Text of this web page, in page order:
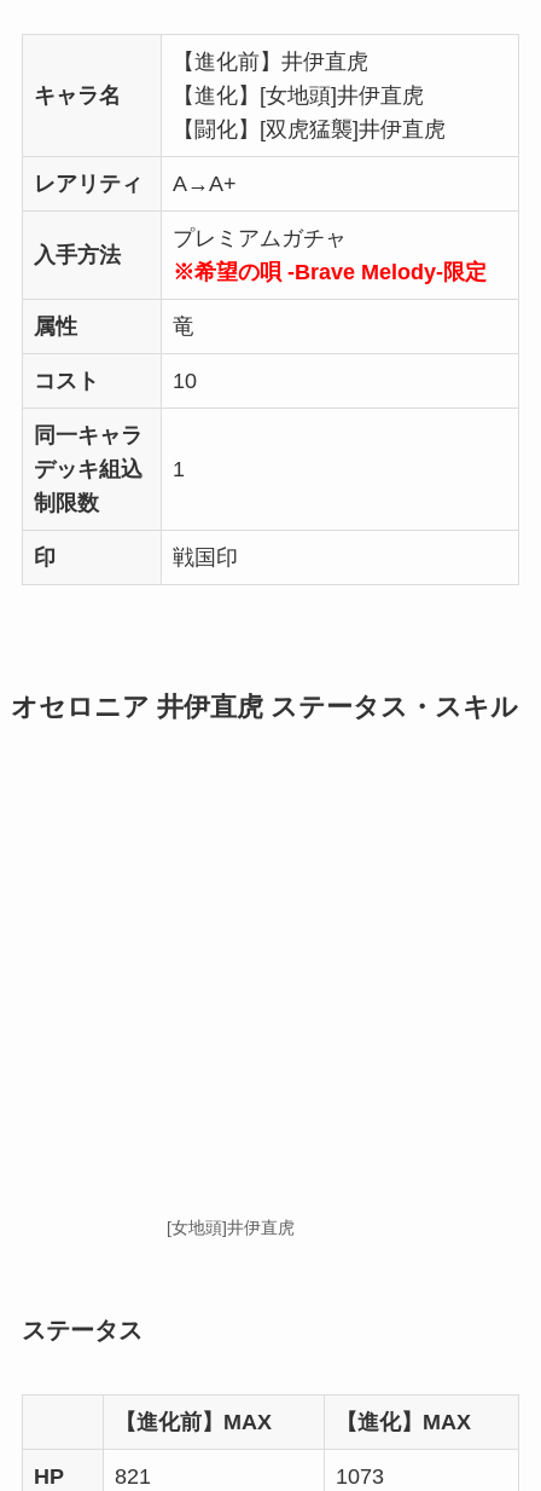
キャラ名
【進化前】井伊直虎
【進化】[女地頭]井伊直虎
【闘化】[双虎猛襲]井伊直虎
レアリティ A→A+
入手方法
プレミアムガチャ
※希望の唄 -Brave Melody-限定
属性 竜
コスト 10
同一キャラ
デッキ組込
制限数
1
印 戦国印
オセロニア 井伊直虎 ステータス・スキル
[女地頭]井伊直虎
ステータス
【進化前】MAX 【進化】MAX
HP 821 1073